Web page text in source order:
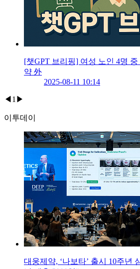
[챗GPT 브리핑] 여성 노인 4명
약 外
2025-08-11 10:14
◀ 1 ▶
이투데이
대웅제약, ‘나보타’ 출시 10주년